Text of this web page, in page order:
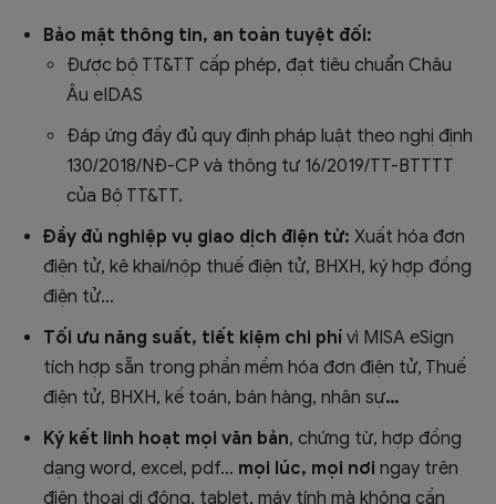
Bảo mật thông tin, an toàn tuyệt đối:
Được bộ TT&TT cấp phép, đạt tiêu chuẩn Châu
Âu eIDAS
Đáp ứng đầy đủ quy định pháp luật theo nghị định
130/2018/NĐ-CP và thông tư 16/2019/TT-BTTTT
của Bộ TT&TT.
Đầy đủ nghiệp vụ giao dịch điện tử: Xuất hóa đơn
điện tử, kê khai/nộp thuế điện tử, BHXH, ký hợp đồng
điện tử…
Tối ưu năng suất, tiết kiệm chi phí vì MISA eSign
tích hợp sẵn trong phần mềm hóa đơn điện tử, Thuế
điện tử, BHXH, kế toán, bán hàng, nhân sự…
Ký kết linh hoạt mọi văn bản, chứng từ, hợp đồng
dạng word, excel, pdf… mọi lúc, mọi nơi ngay trên
điện thoại di động, tablet, máy tính mà không cần